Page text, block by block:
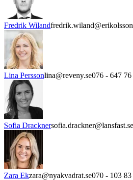
Fredrik Wiland
Lina Perssonlina@reveny.se076 - 647 76
Sofia Dracknersofia.drackner@lansfast.se
Zara Ekzara@nyakvadrat.se070 - 103 83